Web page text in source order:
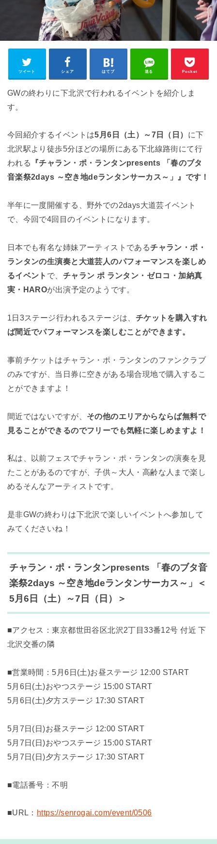
ツイート シェア はてブ 送る Pocket
GWの終わりに下北沢で行われるイベントを紹介しま
す。
今回紹介するイベントは5月6日（土）～7日（日） に下
北沢駅より徒歩5分ほどの場所にある下北線路街にて行
われる
『チャラン・ポ・ランタンpresents 「春のブタ
音楽祭2days ～空き地deランタンサーカス～」』です！
半年に一度開催する、野外での2days大道芸イベント
で、今回で4回目のイベントになります。
日本でも有名な姉妹アーティストであるチャラン・ポ・
ランタンの生演奏と大道芸人のパフォーマンスを楽しめ
るイベント で、 チャラン ポ ランタン・ゼロコ・加納真
実・HAROが出演予定のようです。
1日3ステージ行われるステージは、 チケットを購入すれ
ば間近でパフォーマンスを楽しむことができます。
事前チケットはチャラン・ポ・ランタンのファンクラブ
のみですが、当日券に空きがある場合現地で購入するこ
とができますよ！
間近ではないですが、 その他のエリアからならば無料で
見ることができるのでフリーでも気軽に楽しめますよ！
私は、以前フェスでチャラン・ポ・ランタンの演奏を見
たことがあるのですが、子供～大人・高齢な人まで楽し
めるそんなアーティストです。
是非GWの終わりは下北沢で楽しいイベントへ参加して
みてくださいね！
チャラン・ポ・ランタンpresents 「春のブタ音
楽祭2days ～空き地deランタンサーカス～」＜
5月6日（土）～7日（日）＞
■アクセス：東京都世田谷区北沢2丁目33番12号 付近 下
北沢交番の隣
■営業時間：5月6日(土)お昼ステージ 12:00 START
5月6日(土)おやつステージ 15:00 START
5月6日(土)夕方ステージ 17:30 START
5月7日(日)お昼ステージ 12:00 START
5月7日(日)おやつステージ 15:00 START
5月7日(日)夕方ステージ 17:30 START
■電話番号：不明
■URL： https://senrogai.com/event/0506